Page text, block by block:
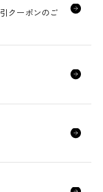
クーポンのご